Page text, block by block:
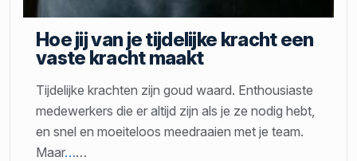
Hoe jij van je tijdelijke kracht een
vaste kracht maakt
Tijdelijke krachten zijn goud waard. Enthousiaste
medewerkers die er altijd zijn als je ze nodig hebt,
en snel en moeiteloos meedraaien met je team.
Maar……